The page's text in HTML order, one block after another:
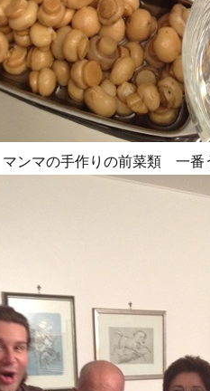
ンマの手作りの前菜類 一番